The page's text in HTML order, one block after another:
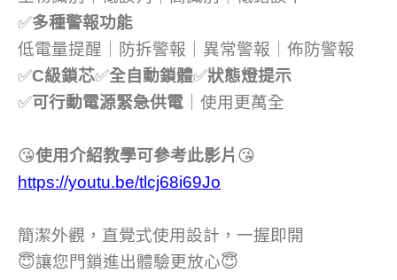
✅多種警報功能
低電量提醒｜防拆警報｜異常警報｜佈防警報
✅C級鎖芯✅全自動鎖體✅狀態燈提示
✅可行動電源緊急供電 ｜使用更萬全
😘使用介紹教學可參考此影片 😘
https://youtu.be/tlcj68i69Jo
簡潔外觀，直覺式使用設計，一握即開
😇讓您門鎖進出體驗更放心😇